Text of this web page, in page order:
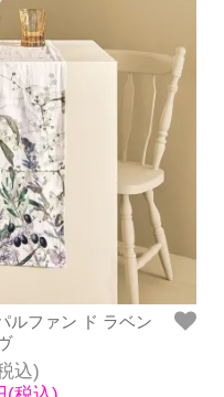
ルファン ド ラベン
込)